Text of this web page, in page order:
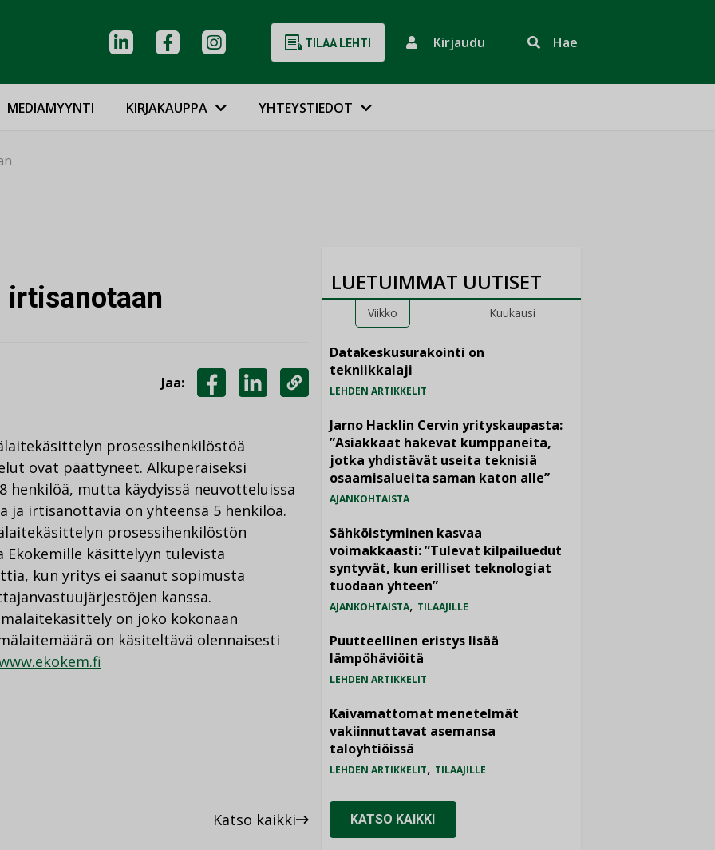
TILAA LEHTI Kirjaudu Hae
MEDIAMYYNTI KIRJAKAUPPA YHTEYSTIEDOT
irtisanotaan
Jaa:
LINKEDINISSÄ
LINKKI
prosessihenkilöstöä
ovat päättyneet. Alkuperäiseksi
henkilöä, mutta käydyissä neuvotteluissa
irtisanottavia on yhteensä 5 henkilöä.
prosessihenkilöstön
käsittelyyn tulevista
kun yritys ei saanut sopimusta
kanssa.
on joko kokonaan
on käsiteltävä olennaisesti
Katso kaikki
LUETUIMMAT UUTISET
Viikko Kuukausi
Datakeskusurakointi on
tekniikkalaji
LEHDEN ARTIKKELIT
Jarno Hacklin Cervin yrityskaupasta:
”Asiakkaat hakevat kumppaneita,
jotka yhdistävät useita teknisiä
osaamisalueita saman katon alle”
AJANKOHTAISTA
Sähköistyminen kasvaa
voimakkaasti: ”Tulevat kilpailuedut
syntyvät, kun erilliset teknologiat
tuodaan yhteen”
AJANKOHTAISTA, TILAAJILLE
Puutteellinen eristys lisää
lämpöhäviöitä
LEHDEN ARTIKKELIT
Kaivamattomat menetelmät
vakiinnuttavat asemansa
taloyhtiöissä
LEHDEN ARTIKKELIT, TILAAJILLE
KATSO KAIKKI